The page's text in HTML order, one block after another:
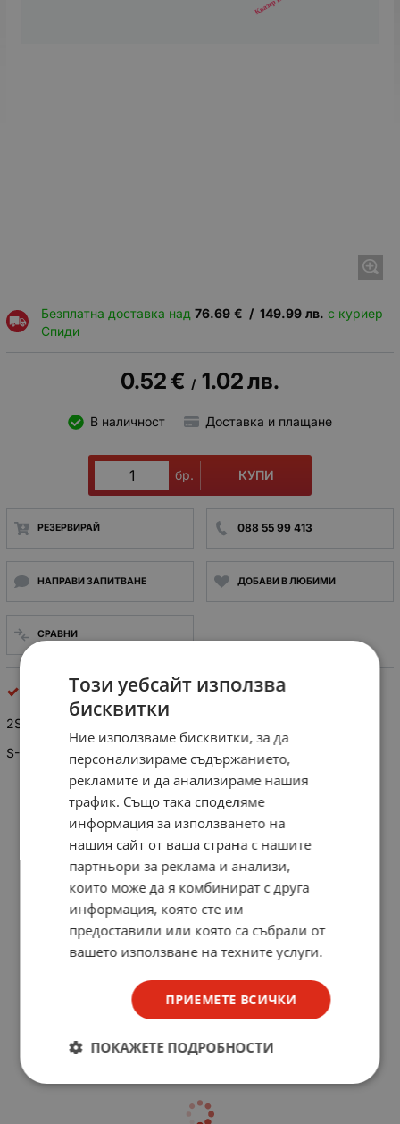
Безплатна доставка над 76.69 € / 149.99 лв. с куриер
Спиди
0.52€ / 1.02лв.
В наличност Доставка и плащане
бр. КУПИ
РЕЗЕРВИРАЙ 088 55 99 413
НАПРАВИ ЗАПИТВАНЕ ДОБАВИ В ЛЮБИМИ
СРАВНИ
npn биполярни
2SB 1202 (smd)
S-L, low-sat, 60V,3A, 15W, 150MHz, TO-25
Този уебсайт използва
бисквитки
Ние използваме бисквитки, за да
персонализираме съдържанието,
рекламите и да анализираме нашия
трафик. Също така споделяме
информация за използването на
нашия сайт от ваша страна с нашите
партньори за реклама и анализи,
които може да я комбинират с друга
информация, която сте им
предоставили или която са събрали от
вашето използване на техните услуги.
ПРИЕМЕТЕ ВСИЧКИ
ПОКАЖЕТЕ ПОДРОБНОСТИ